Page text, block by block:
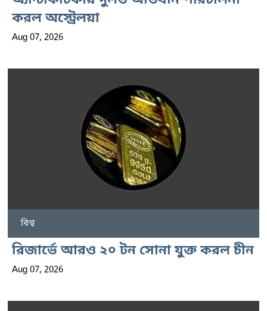
করল অস্ট্রেলয়া
Aug 07, 2026
বিশ্ব
রিজার্ভে আরও ২০ টন সোনা যুক্ত করল চীন
Aug 07, 2026